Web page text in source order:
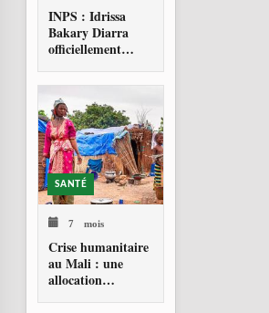
INPS : Idrissa
Bakary Diarra
officiellement
général
SANTÉ
7 mois
Crise humanitaire
au Mali : une
allocation